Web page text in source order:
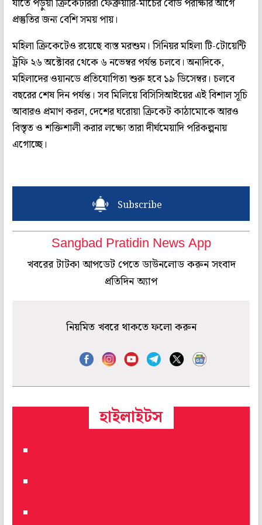
যাতে পড়ুয়া ক্রিকেটাররা ফেব্রুয়ারি-মার্চের বোর্ড পরীক্ষার আগে
প্রস্তুতির জন্য বেশি সময় পায়।
মহিলা ক্রিকেটেও রয়েছে ব্যস্ত মরশুম। সিনিয়র মহিলা টি-টোয়েন্টি
ট্রফি ২৬ অক্টোবর থেকে ৬ নভেম্বর পর্যন্ত চলবে। অন্যদিকে,
মহিলাদের ওয়ানডে প্রতিযোগিতা শুরু হবে ১৯ ডিসেম্বর। চলবে
বছরের শেষ দিন পর্যন্ত। সব মিলিয়ে বিসিসিআইয়ের এই বিশাল সূচি
আবারও প্রমাণ করল, দেশের ঘরোয়া ক্রিকেট কাঠামোকে আরও
বিস্তৃত ও শক্তিশালী করার লক্ষ্যে তারা দীর্ঘমেয়াদি পরিকল্পনায়
এগোচ্ছে।
Subscribe
Sangbad Pratidin News App
খবরের টাটকা আপডেট পেতে ডাউনলোড করুন সংবাদ
প্রতিদিন অ্যাপ
নিয়মিত খবরে থাকতে ফলো করুন
হাইলাইটস